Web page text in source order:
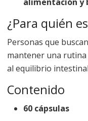
¿Para quién
Personas que
mantener una
al equilibrio
Contenido
60 cápsulas